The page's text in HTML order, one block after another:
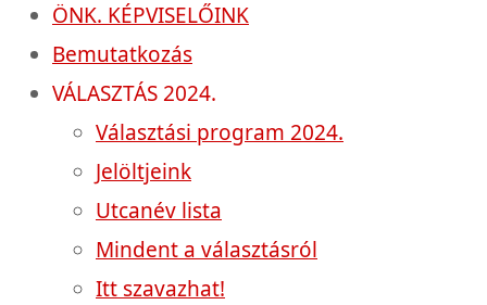
ÖNK. KÉPVISELŐINK
Bemutatkozás
VÁLASZTÁS 2024.
Választási program 2024.
Jelöltjeink
Utcanév lista
Mindent a választásról
Itt szavazhat!